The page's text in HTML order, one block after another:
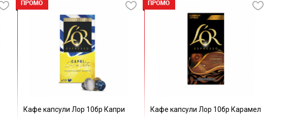
Кафе капсули Лор 10бр Капри Кафе капсули Лор 10бр Карамел